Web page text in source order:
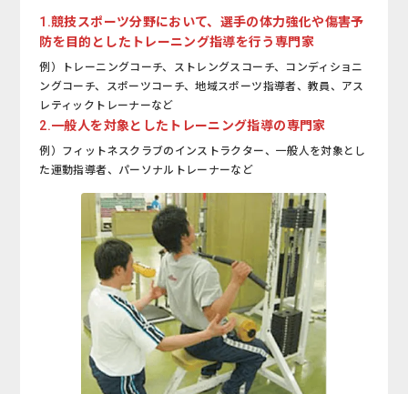
1.競技スポーツ分野において、 選手の体力強化や傷害予
防を目的としたトレーニング指導を行う専門家
例）トレーニングコーチ、ストレングスコーチ、コンディショニ
ングコーチ、スポーツコーチ、地域スポーツ指導者、教員、アス
レティックトレーナーなど
2.一般人を対象としたトレーニング指導の専門家
例）フィットネスクラブのインストラクター、一般人を対象とし
た運動指導者、パーソナルトレーナーなど